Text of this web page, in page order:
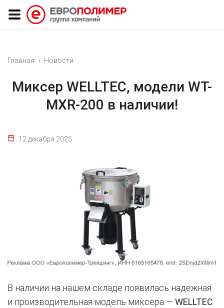
Главная Новости
Миксер WELLTEC, модели WT-
MXR-200 в наличии!
12 декабря 2025
В наличии на нашем складе появилась надежная
и производительная модель миксера — WELLTEC